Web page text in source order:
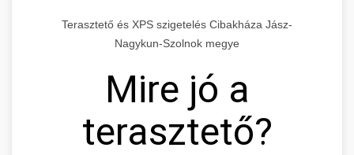
Terasztető és XPS szigetelés Cibakháza Jász-
Nagykun-Szolnok megye
Mire jó a
terasztető?